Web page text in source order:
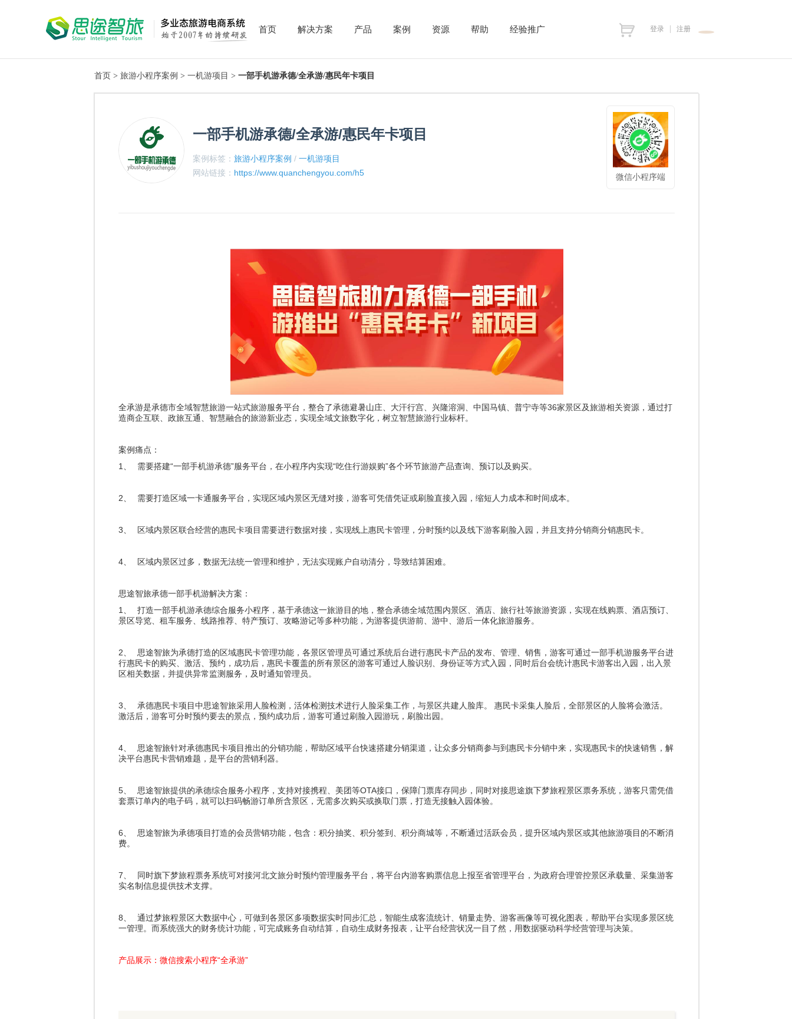
首页 解决方案 产品 案例 资源 帮助 经验推广 登录 注册
首页 > 旅游小程序案例 > 一机游项目 > 一部手机游承德/全承游/惠民年卡项目
一部手机游承德/全承游/惠民年卡项目
案例标签： 旅游小程序案例 / 一机游项目
网站链接： https://www.quanchengyou.com/h5 微信小程序端
全承游是承德市全域智慧旅游一站式旅游服务平台，整合了承德避暑山庄、大汗行宫、兴隆溶洞、中国马镇、普宁寺等36家景区及旅游相关资源，通过打
造商企互联、政旅互通、智慧融合的旅游新业态，实现全域文旅数字化，树立智慧旅游行业标杆。
案例痛点：
1、
需要搭建“一部手机游承德”服务平台，在小程序内实现“吃住行游娱购”各个环节旅游产品查询、预订以及购买。
2、 需要打造区域一卡通服务平台，实现区域内景区无缝对接，游客可凭借凭证或刷脸直接入园，缩短人力成本和时间成本。
3、 区域内景区联合经营的惠民卡项目需要进行数据对接，实现线上惠民卡管理，分时预约以及线下游客刷脸入园，并且支持分销商分销惠民卡。
4、 区域内景区过多，数据无法统一管理和维护，无法实现账户自动清分，导致结算困难。
思途智旅承德一部手机游解决方案：
1、
打造一部手机游承德综合服务小程序，基于承德这一旅游目的地，整合承德全域范围内景区、酒店、旅行社等旅游资源，实现在线购票、酒店预订、
景区导览、租车服务、线路推荐、特产预订、攻略游记等多种功能，为游客提供游前、游中、游后一体化旅游服务。
2、
思途智旅为承德打造的区域惠民卡管理功能，各景区管理员可通过系统后台进行惠民卡产品的发布、管理、销售，游客可通过一部手机游服务平台进
行惠民卡的购买、激活、预约，成功后，惠民卡覆盖的所有景区的游客可通过人脸识别、身份证等方式入园，同时后台会统计惠民卡游客出入园，出入景
区相关数据，并提供异常监测服务，及时通知管理员。
3、
承德惠民卡项目中思途智旅采用人脸检测，活体检测技术进行人脸采集工作，与景区共建人脸库。 惠民卡采集人脸后，全部景区的人脸将会激活。
激活后，游客可分时预约要去的景点，预约成功后，游客可通过刷脸入园游玩，刷脸出园。
4、
思途智旅针对承德惠民卡项目推出的分销功能，帮助区域平台快速搭建分销渠道，让众多分销商参与到惠民卡分销中来，实现惠民卡的快速销售，解
决平台惠民卡营销难题，是平台的营销利器。
5、
思途智旅提供的承德综合服务小程序，支持对接携程、美团等OTA接口，保障门票库存同步，同时对接思途旗下梦旅程景区票务系统，游客只需凭借
套票订单内的电子码，就可以扫码畅游订单所含景区，无需多次购买或换取门票，打造无接触入园体验。
6、
思途智旅为承德项目打造的会员营销功能，包含：积分抽奖、积分签到、积分商城等，不断通过活跃会员，提升区域内景区或其他旅游项目的不断消
费。
7、
同时旗下梦旅程票务系统可对接河北文旅分时预约管理服务平台，将平台内游客购票信息上报至省管理平台，为政府合理管控景区承载量、采集游客
实名制信息提供技术支撑。
8、
通过梦旅程景区大数据中心，可做到各景区多项数据实时同步汇总，智能生成客流统计、销量走势、游客画像等可视化图表，帮助平台实现多景区统
一管理。而系统强大的财务统计功能，可完成账务自动结算，自动生成财务报表，让平台经营状况一目了然，用数据驱动科学经营管理与决策。
产品展示：微信搜索小程序“全承游”